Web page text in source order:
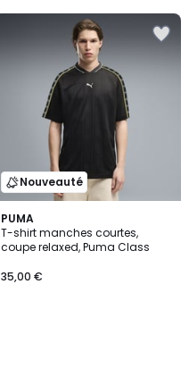
Nouveauté
PUMA
T-shirt manches courtes,
coupe relaxed, Puma Class
35,00 €